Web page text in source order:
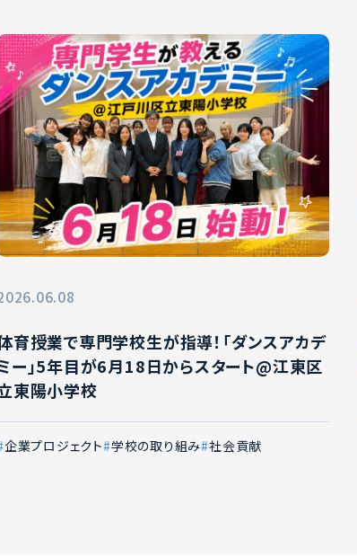
育授業で専門学校生が指導！「ダンスアカデ
ー」5年目が6月18日からスタート@江東区
東陽小学校
企業プロジェクト 学校の取り組み 社会貢献